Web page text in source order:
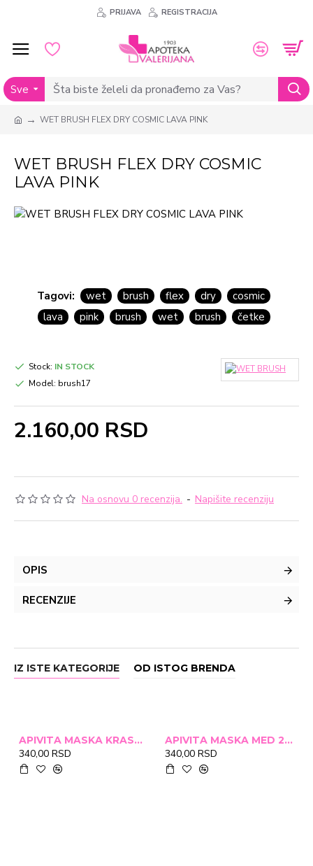
PRIJAVA REGISTRACIJA
Sve
WET BRUSH FLEX DRY COSMIC LAVA PINK
WET BRUSH FLEX DRY COSMIC
LAVA PINK
Tagovi: wet brush flex dry
cosmic
lava
pink brush wet brush četke
Na osnovu 0 recenzija. - Napišite recenziju
2.160,00 RSD
Stock: IN STOCK
Model: brush17
OPIS
RECENZIJE
IZ ISTE KATEGORIJE OD ISTOG BRENDA
APIVITA MASKA KRASTAVAC 2X8ML
340,00 RSD
APIVITA MASKA MED 2X8ML
340,00 RSD